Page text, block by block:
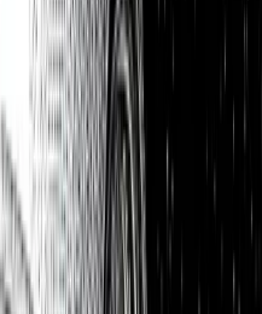
Kauf
18,6 % p.a.